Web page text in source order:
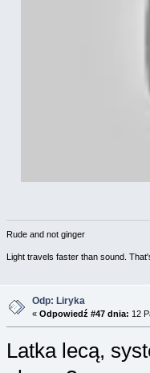
Rude and not ginger
Light travels faster than sound.
Odp: Liryka
« Odpowiedź #47 dnia: 12
Latka lecą,